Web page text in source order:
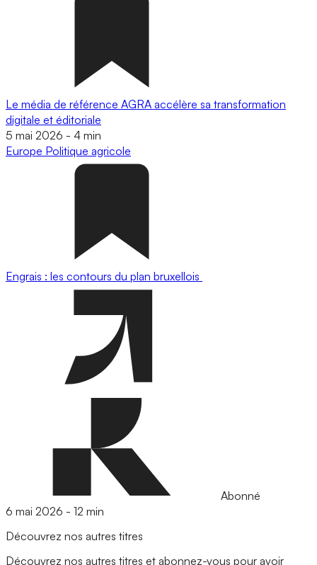
Le média de référence AGRA accélère sa transformation
digitale et éditoriale
5 mai 2026 - 4 min
Europe Politique agricole
Engrais : les contours du plan bruxellois
Abonné
6 mai 2026 - 12 min
Découvrez nos autres titres
Découvrez nos autres titres et abonnez-vous pour avoir